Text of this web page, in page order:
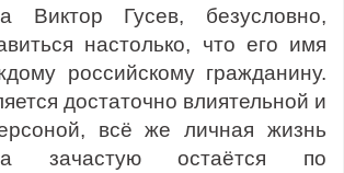
Виктор Гусев, безусловно,
настолько, что его имя
российскому гражданину.
достаточно влиятельной и
всё же личная жизнь
зачастую остаётся по